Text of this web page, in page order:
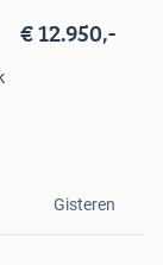
€ 12.950,-
Gisteren